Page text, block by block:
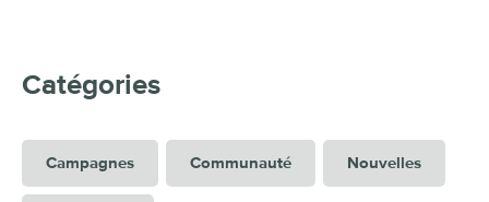
Catégories
Campagnes Communauté Nouvelles